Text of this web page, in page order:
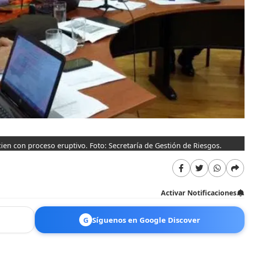
con proceso eruptivo. Foto: Secretaría de Gestión de Riesgos.
Activar Notificaciones
G Síguenos en Google Discover